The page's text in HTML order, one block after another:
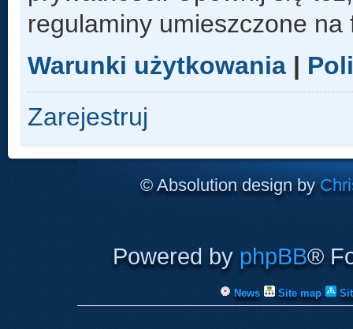
regulaminy umieszczone na
Warunki użytkowania |
Zarejestruj
© Absolution design by
Powered by phpBB®
News Site map